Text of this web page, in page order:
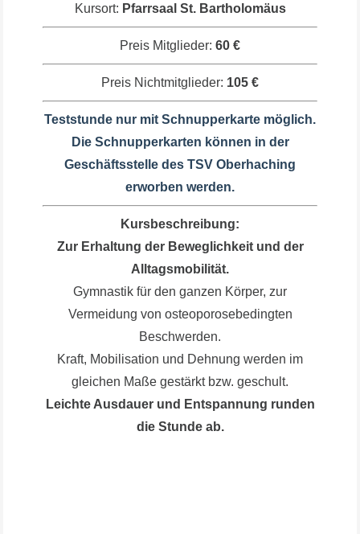
Kursort: Pfarrsaal St. Bartholomäus
Preis Mitglieder: 60 €
Preis Nichtmitglieder: 105 €
Teststunde nur mit Schnupperkarte möglich.
Die Schnupperkarten können in der
Geschäftsstelle des TSV Oberhaching
erworben werden.
Kursbeschreibung:
Zur Erhaltung der Beweglichkeit und der
Alltagsmobilität.
Gymnastik für den ganzen Körper, zur
Vermeidung von osteoporosebedingten
Beschwerden.
Kraft, Mobilisation und Dehnung werden im
gleichen Maße gestärkt bzw. geschult.
Leichte Ausdauer und Entspannung runden
die Stunde ab.